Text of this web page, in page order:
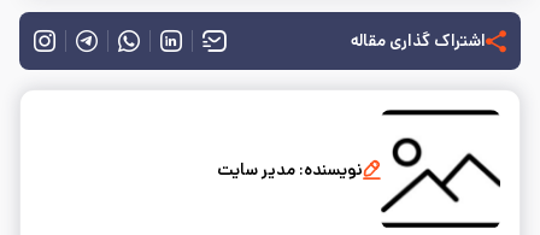
اشتراک گذاری مقاله
نویسنده: مدیر سایت